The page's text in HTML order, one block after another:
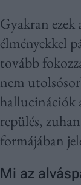
Gyakran
élményekkel
tovább
nem
hallucinációk
repülés,
formájában
Mi az